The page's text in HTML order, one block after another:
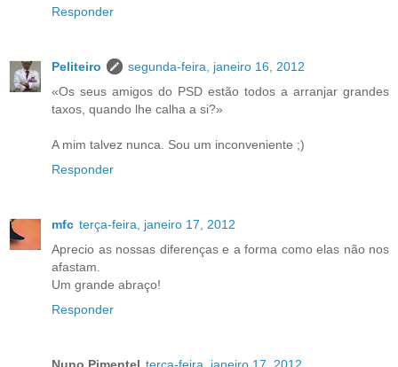
Responder
Peliteiro
segunda-feira, janeiro 16, 2012
«Os seus amigos do PSD estão todos a arranjar grandes
taxos, quando lhe calha a si?»
A mim talvez nunca. Sou um inconveniente ;)
Responder
mfc terça-feira, janeiro 17, 2012
Aprecio as nossas diferenças e a forma como elas não nos
afastam.
Um grande abraço!
Responder